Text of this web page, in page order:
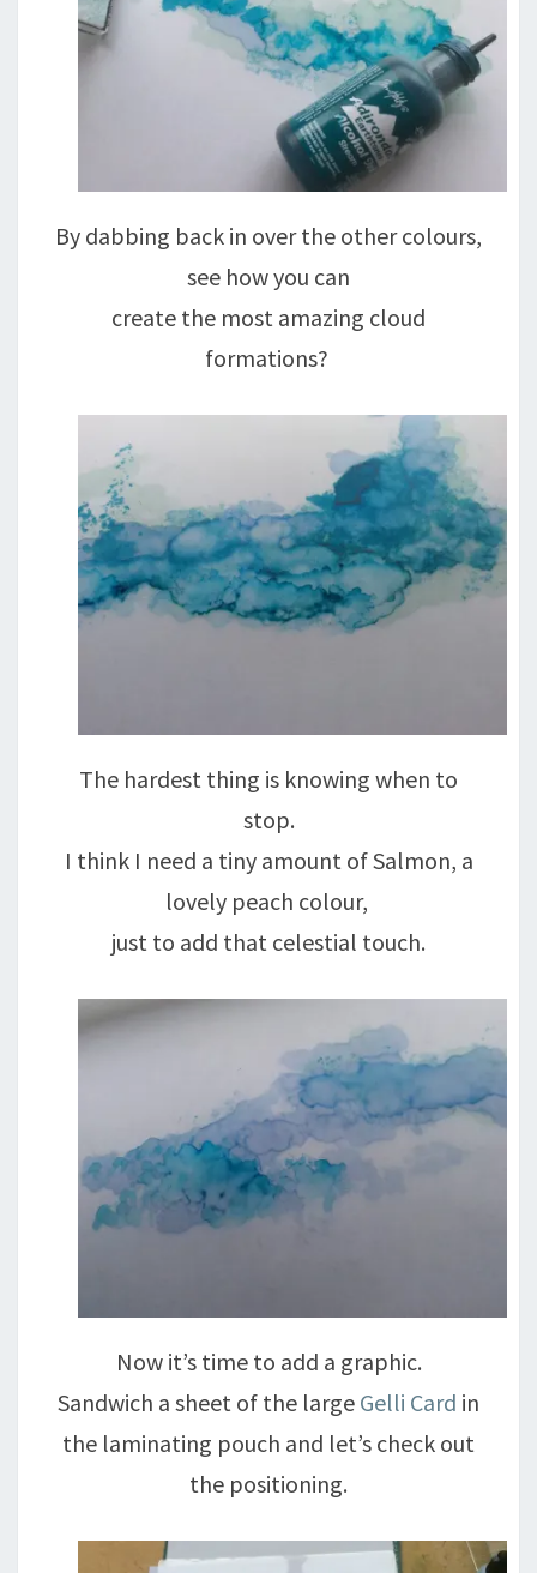
By dabbing back in over the other colours,
see how you can
create the most amazing cloud
formations?
The hardest thing is knowing when to
stop.
I think I need a tiny amount of Salmon, a
lovely peach colour,
just to add that celestial touch.
Now it’s time to add a graphic.
Sandwich a sheet of the large Gelli Card in
the laminating pouch and let’s check out
the positioning.